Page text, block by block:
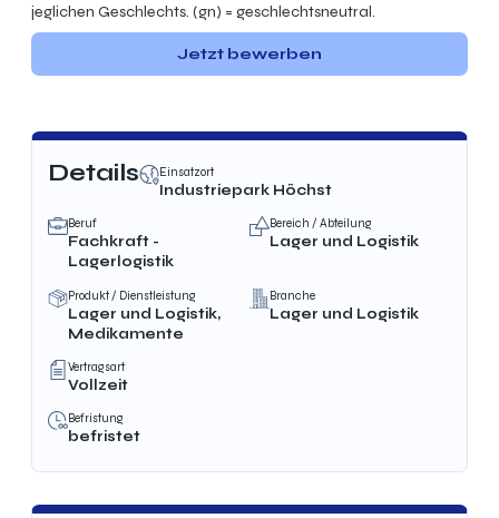
jeglichen Geschlechts. (gn) = geschlechtsneutral.
Jetzt bewerben
Details Einsatzort
Industriepark Höchst
Beruf
Fachkraft -
Lagerlogistik
Bereich / Abteilung
Lager und Logistik
Produkt / Dienstleistung
Lager und Logistik,
Medikamente
Branche
Lager und Logistik
Vertragsart
Vollzeit
Befristung
befristet